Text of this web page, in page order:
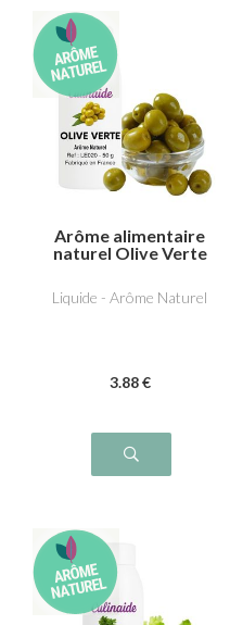
Arôme alimentaire
naturel Olive Verte
Liquide - Arôme Naturel
3.88 €